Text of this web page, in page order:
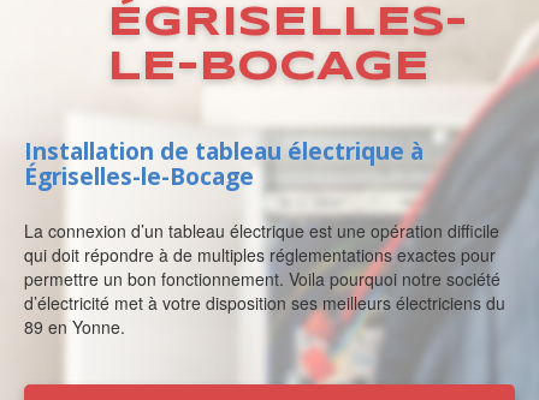
ÉGRISELLES-
LE-BOCAGE
Installation de tableau électrique à
Égriselles-le-Bocage
La connexion d’un tableau électrique est une opération difficile
qui doit répondre à de multiples réglementations exactes pour
permettre un bon fonctionnement. Voila pourquoi notre société
d’électricité met à votre disposition ses meilleurs électriciens du
89 en Yonne.